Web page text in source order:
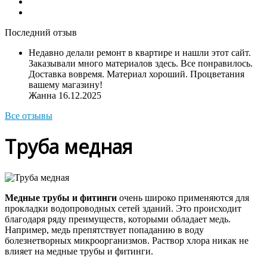
Последний отзыв
Недавно делали ремонт в квартире и нашли этот сайт.
Заказывали много материалов здесь. Все понравилось.
Доставка вовремя. Материал хороший. Процветания
вашему магазину!
Жанна 16.12.2025
Все отзывы
Труба медная
Медные трубы и фитинги очень широко применяются для
прокладки водопроводных сетей зданий. Это происходит
благодаря ряду преимуществ, которыми обладает медь.
Например, медь препятствует попаданию в воду
болезнетворных микроорганизмов. Раствор хлора никак не
влияет на медные трубы и фитинги.